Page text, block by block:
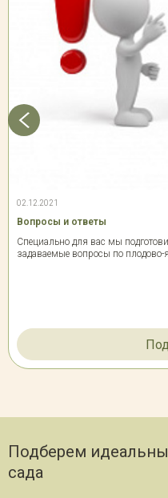
02.12.2021
Вопросы и ответы
Специально для вас мы
задаваемые вопросы по
Подберем
сада